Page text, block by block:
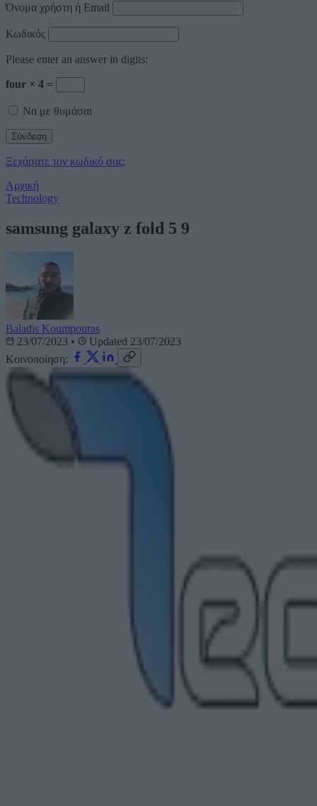
Όνομα χρήστη ή Email
Κωδικός
Please enter an answer in digits:
four × 4 =
Να με θυμάσαι
Ξεχάσατε τον κωδικό σας;
Αρχική
Technology
samsung galaxy z fold 5 9
Baladis Koumpouras
23/07/2023 •
Updated 23/07/2023
Κοινοποίηση: